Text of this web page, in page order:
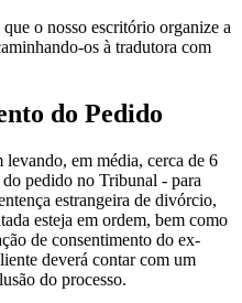
o nosso escritório organize a
os à tradutora com
do Pedido
em média, cerca de 6
do pedido no Tribunal - para
estrangeira de divórcio,
esteja em ordem, bem como
de consentimento do ex-
deverá contar com um
do processo.